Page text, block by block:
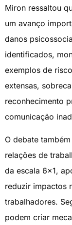
Miron ressaltou
um avanço
danos
identificados,
exemplos de
extensas,
reconhecimento
comunicação
O debate
relações de
da escala 6×1,
reduzir impactos
trabalhadores.
podem criar